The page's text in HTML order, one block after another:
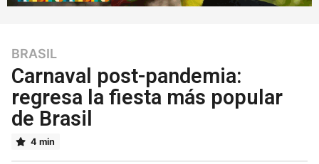
4
a
ñ
o
s
a
BRASIL
Carnaval post-pandemia:
regresa la fiesta más popular
de Brasil
4 min